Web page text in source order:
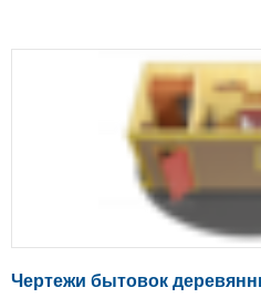
Чертежи бытовок